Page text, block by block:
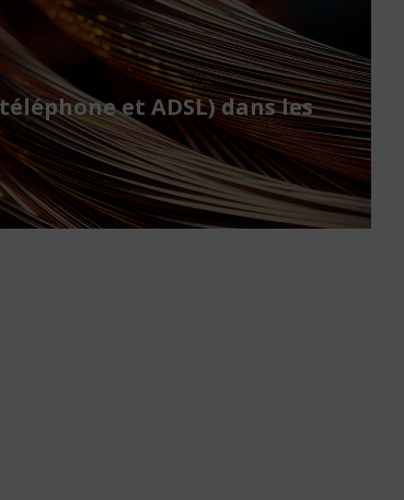
et ADSL) dans les